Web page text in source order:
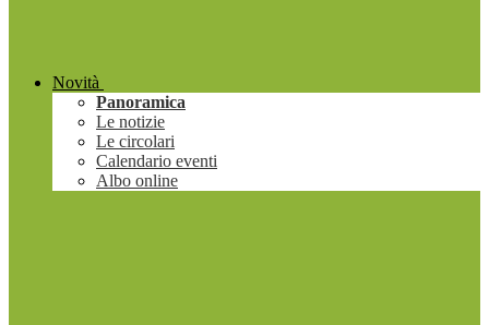
Novità
Panoramica
Le notizie
Le circolari
Calendario eventi
Albo online